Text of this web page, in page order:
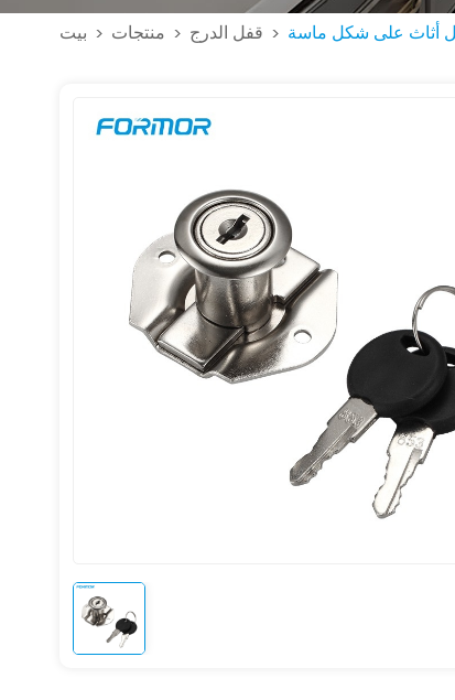
بيت > منتجات > قفل الدرج > أثاث على شكل ماسة